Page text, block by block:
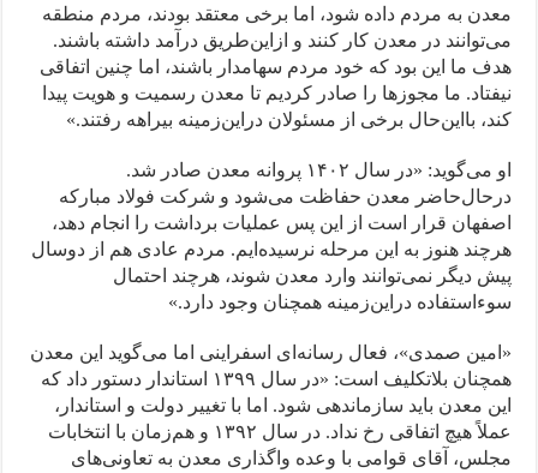
معدن به مردم داده شود، اما برخی معتقد بودند، مردم منطقه
می‌توانند در معدن کار کنند و ازاین‌طریق درآمد داشته باشند.
هدف ما این بود که خود مردم سهامدار باشند، اما چنین اتفاقی
نیفتاد. ما مجوزها را صادر کردیم تا معدن رسمیت و هویت پیدا
کند، بااین‌حال برخی از مسئولان دراین‌زمینه بیراهه رفتند.»
او می‌گوید: «در سال ۱۴۰۲ پروانه معدن صادر شد.
درحال‌حاضر معدن حفاظت می‌شود و شرکت فولاد مبارکه
اصفهان قرار است از این پس عملیات برداشت را انجام دهد،
هرچند هنوز به این مرحله نرسیده‌ایم. مردم عادی هم از دوسال
پیش دیگر نمی‌توانند وارد معدن شوند، هرچند احتمال
سوءاستفاده دراین‌زمینه همچنان وجود دارد.»
«امین صمدی»، فعال رسانه‌ای اسفراینی اما می‌گوید این معدن
همچنان بلاتکلیف است: «در سال ۱۳۹۹ استاندار دستور داد که
این معدن باید سازماندهی شود. اما با تغییر دولت و استاندار،
عملاً هیچ اتفاقی رخ نداد. در سال ۱۳۹۲ و هم‌زمان با انتخابات
مجلس، آقای قوامی با وعده واگذاری معدن به تعاونی‌های